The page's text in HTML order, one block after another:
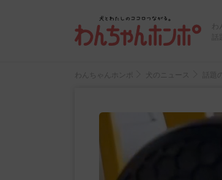
わんちゃんホンポ 犬のニュース 話題